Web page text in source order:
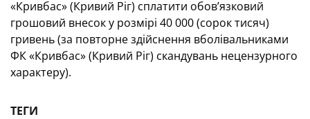
«Кривбас» (Кривий Ріг) сплатити обов’язковий
грошовий внесок у розмірі 40 000 (сорок тисяч)
гривень (за повторне здійснення вболівальниками
ФК «Кривбас» (Кривий Ріг) скандувань нецензурного
характеру).
ТЕГИ